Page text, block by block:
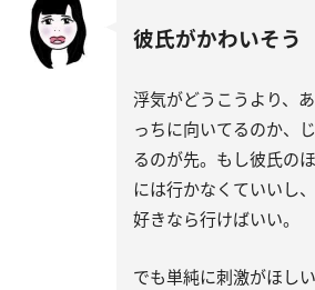
彼氏がかわいそう
浮気がどうこうより、
っちに向いてるのか、
るのが先。もし彼氏の
には行かなくていいし
好きなら行けばいい。
でも単純に刺激がほし